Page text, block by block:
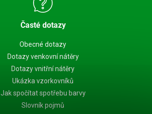
Časté dotazy
Obecné dotazy
Dotazy venkovní nátěry
Dotazy vnitřní nátěry
Ukázka vzorkovníků
Jak spočítat spotřebu barvy
Slovník pojmů